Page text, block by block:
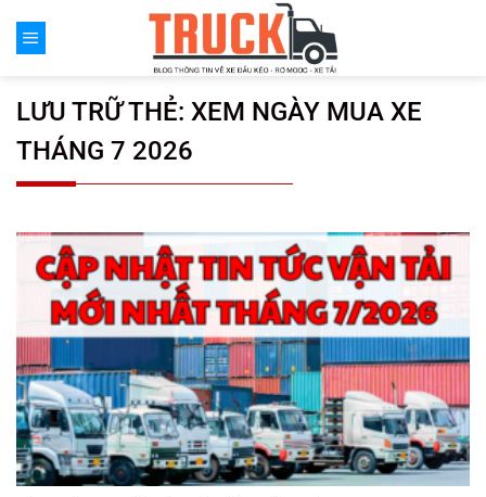
đến
LƯU TRỮ THẺ: XEM NGÀY MUA XE
THÁNG 7 2026